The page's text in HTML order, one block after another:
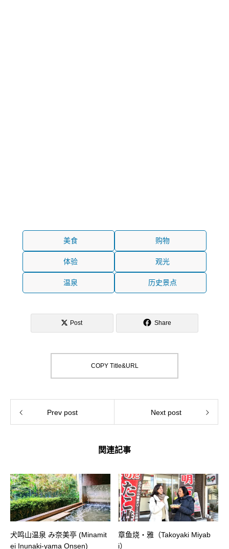
美食 购物
体验 观光
温泉 历史景点
Post Share
COPY Title&URL
Prev post Next post
関連記事
犬鸣山温泉 み奈美亭 (Minamit
ei Inunaki-yama Onsen)
章鱼烧・雅（Takoyaki Miyab
i）